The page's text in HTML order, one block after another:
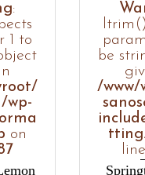
:
1 to
wp-
on
be
/www/
line